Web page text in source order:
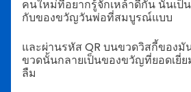
คนใหม่ที่อยากรู้จักเหล้าดีกัน นั่นเป็
กับของขวัญวันพ่อที่สมบูรณ์แบบ
และผ่านรหัส QR บนขวดวิสกี้ของ
ขวดนั้นกลายเป็นของขวัญที่ยอดเยี่ย
ลืม